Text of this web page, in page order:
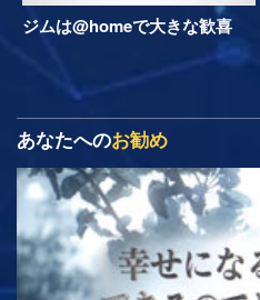
ジムは@homeで大きな歓喜
あなたへのお勧め